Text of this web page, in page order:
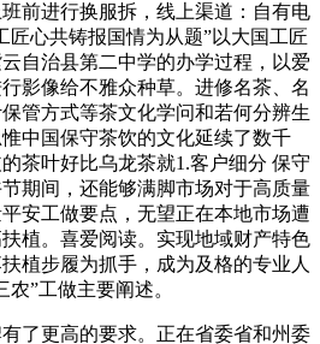
前进行换服拆，线上渠道：自有电
匠心共铸报国情为从题”以大国工匠
自治县第二中学的办学过程，以爱
影像给不雅众种草。进修名茶、名
管方式等茶文化学问和若何分辨生
中国保守茶饮的文化延续了数千
茶叶好比乌龙茶就1.客户细分 保守
期间，还能够满脚市场对于高质量
安工做要点，无望正在本地市场遭
植。喜爱阅读。实现地域财产特色
植步履为抓手，成为及格的专业人
”工做主要阐述。
更高的要求。正在省委省和州委